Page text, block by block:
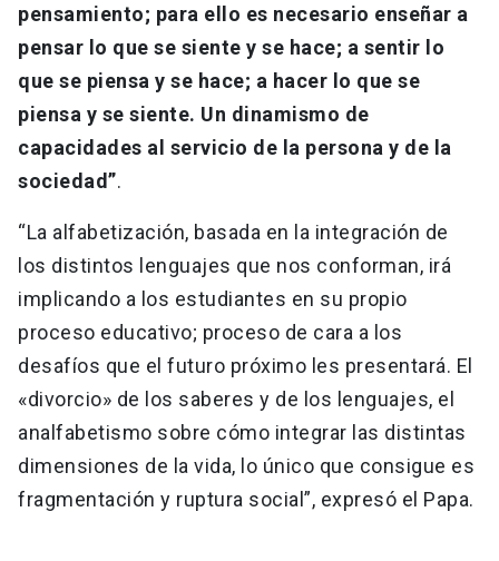
pensamiento; para ello es necesario enseñar a
pensar lo que se siente y se hace; a sentir lo
que se piensa y se hace; a hacer lo que se
piensa y se siente. Un dinamismo de
capacidades al servicio de la persona y de la
sociedad”.
“La alfabetización, basada en la integración de
los distintos lenguajes que nos conforman, irá
implicando a los estudiantes en su propio
proceso educativo; proceso de cara a los
desafíos que el futuro próximo les presentará. El
«divorcio» de los saberes y de los lenguajes, el
analfabetismo sobre cómo integrar las distintas
dimensiones de la vida, lo único que consigue es
fragmentación y ruptura social”, expresó el Papa.